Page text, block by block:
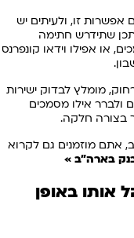
זו, ולעיתים יש
שתידרש חתימה
או אפילו וידאו קונפרנס
מומלץ לבדוק ישירות
ולברר אילו מסמכים
בצורה חלקה.
אתם מוזמנים גם לקרוא
בארה"ב »
אותו באופן